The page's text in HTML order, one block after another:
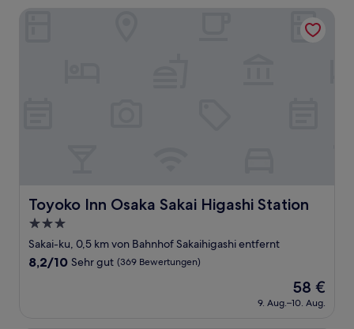
(40
Toyoko Inn Osaka Sakai Higashi Station
Toyoko Inn Osaka Sakai Higashi Station
3.0-
Sterne-
Unterkunft
Sakai-ku, 0,5 km von Bahnhof Sakaihigashi entfernt
8.2
8,2/10 Sehr gut (369 Bewertungen)
Der
Preis
beträgt
58 €
9. Aug.–10. Aug.